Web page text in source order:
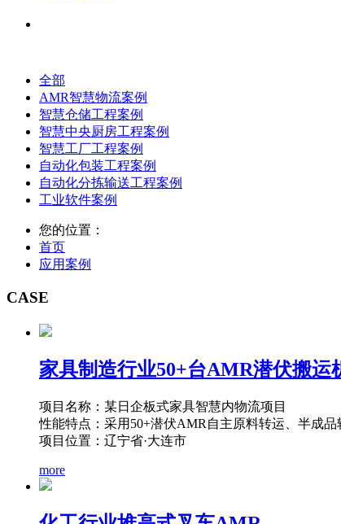
全部
AMR智慧物流案例
智慧仓储工程案例
智慧中央厨房工程案例
智慧工厂工程案例
自动化包装工程案例
自动化分拣输送工程案例
工业软件案例
您的位置：
首页
应用案例
CASE
家具制造行业50+台AMR潜伏搬运
项目名称：某日企板式家具智慧内物流项目
性能特点：采用50+潜伏AMR自主原料转运、半成
项目位置：辽宁省·大连市
more